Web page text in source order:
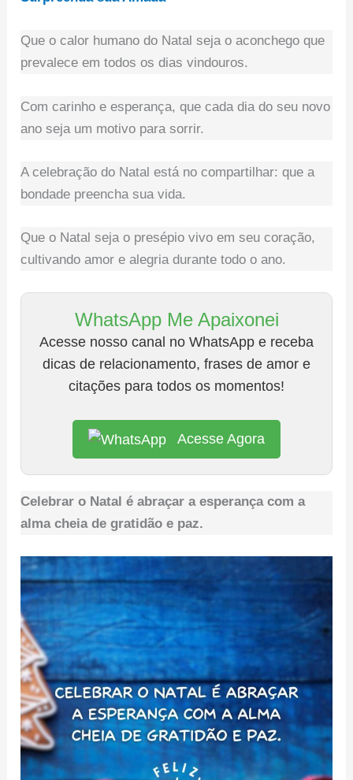
Que o calor humano do Natal seja o aconchego que
prevalece em todos os dias vindouros.
Com carinho e esperança, que cada dia do seu novo
ano seja um motivo para sorrir.
A celebração do Natal está no compartilhar: que a
bondade preencha sua vida.
Que o Natal seja o presépio vivo em seu coração,
cultivando amor e alegria durante todo o ano.
WhatsApp Me Apaixonei
Acesse nosso canal no WhatsApp e receba
dicas de relacionamento, frases de amor e
citações para todos os momentos!
Acesse Agora
Celebrar o Natal é abraçar a esperança com a
alma cheia de gratidão e paz.